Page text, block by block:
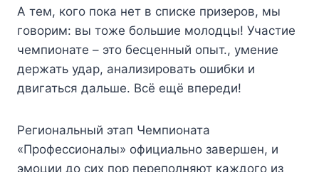
А тем, кого пока нет в списке призеров, мы
говорим: вы тоже большие молодцы! Участие
чемпионате – это бесценный опыт., умение
держать удар, анализировать ошибки и
двигаться дальше. Всё ещё впереди!
Региональный этап Чемпионата
«Профессионалы» официально завершен, и
эмоции до сих пор переполняют каждого из